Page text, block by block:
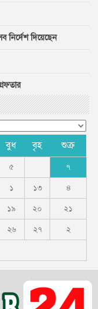
নির্দেশ দিয়েছেন
বুধ বৃহ শুক্র
৫ ৭
১ ১৩ ৪
১৯ ২০ ২১
২৬ ২৭ ২